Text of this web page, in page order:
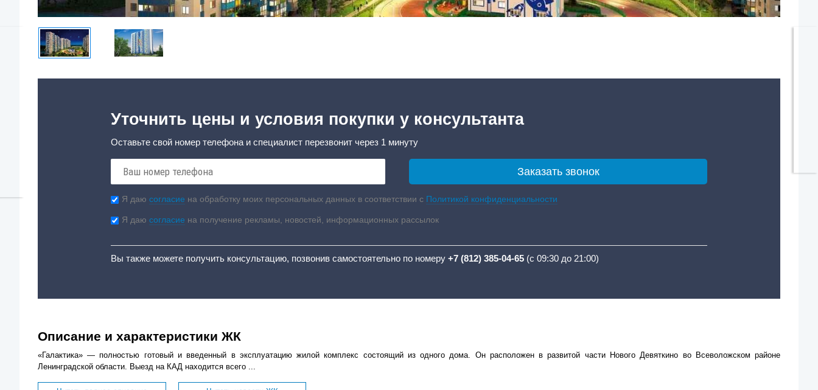
Уточнить цены и условия покупки у консультанта
Оставьте свой номер телефона и специалист перезвонит через 1 минуту
Я даю согласие на обработку моих персональных данных в соответствии с Политикой конфиденциальности
Я даю согласие на получение рекламы, новостей, информационных рассылок
Вы также можете получить консультацию, позвонив самостоятельно по номеру +7 (812) 385-04-65 (с 09:30 до 21:00)
Описание и характеристики ЖК
«Галактика» — полностью готовый и введенный в эксплуатацию жилой комплекс состоящий из одного дома. Он расположен в развитой части Нового Девяткино во Всеволожском районе
Ленинградской области. Выезд на КАД находится всего ...